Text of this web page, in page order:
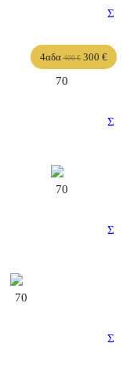
Σ
70
4αδα 400€ 300 €
Σ
70
Σ
70
Σ